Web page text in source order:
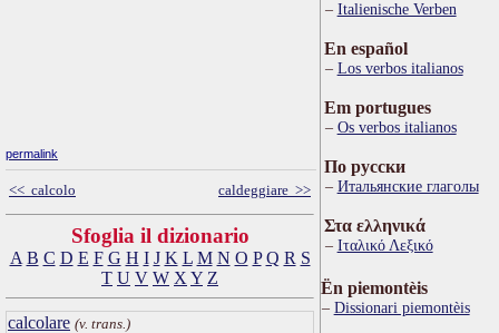
permalink
<< calcolo caldeggiare >>
Sfoglia il dizionario
A B C D E F G H I J K L M N O P Q R S
T U V W X Y Z
calcolare (v. trans.)
Italienische Verben
En español
Los verbos italianos
Em portugues
Os verbos italianos
По русски
Итальянские глаголы
Στα ελληνικά
Ιταλικό Λεξικό
Ën piemontèis
Dissionari piemontèis